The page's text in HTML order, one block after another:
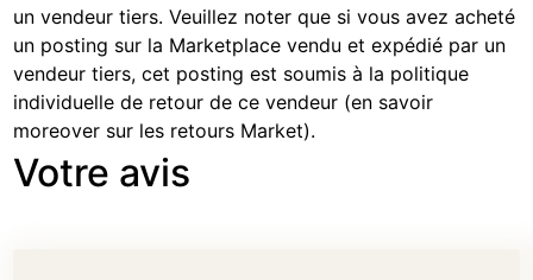
un vendeur tiers. Veuillez noter que si vous avez acheté
un posting sur la Marketplace vendu et expédié par un
vendeur tiers, cet posting est soumis à la politique
individuelle de retour de ce vendeur (en savoir
moreover sur les retours Market).
Votre avis